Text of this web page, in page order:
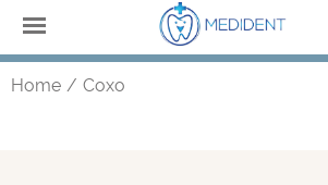
Home / Coxo